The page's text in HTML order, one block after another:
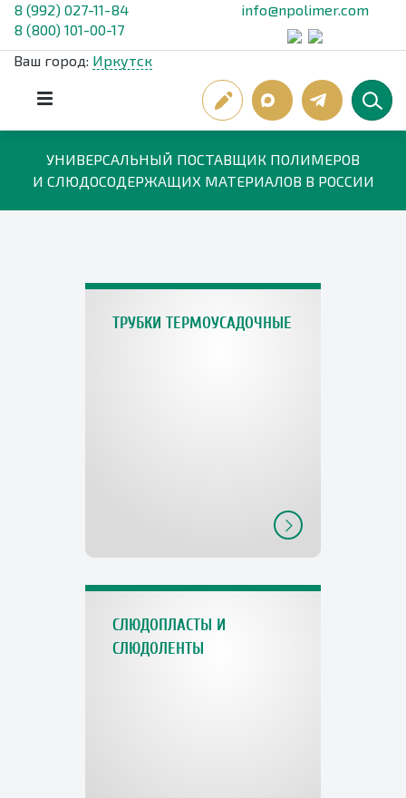
8 (992) 027-11-84
8 (800) 101-00-17
info@npolimer.com
Ваш город: Иркутск
УНИВЕРСАЛЬНЫЙ ПОСТАВЩИК ПОЛИМЕРОВ
И СЛЮДОСОДЕРЖАЩИХ МАТЕРИАЛОВ В РОССИИ
ТРУБКИ ТЕРМОУСАДОЧНЫЕ
СЛЮДОПЛАСТЫ И
СЛЮДОЛЕНТЫ